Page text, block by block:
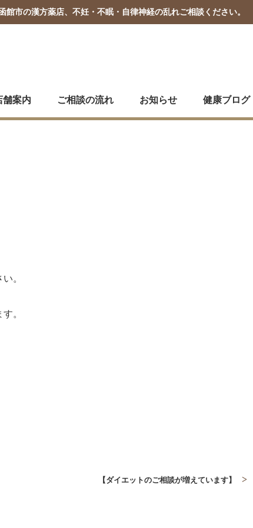
館市の漢方薬店、不妊・不眠・ 自律神経の乱れご相談ください。
舗案内 ご相談の流れ お知らせ 健康ブログ
。
。
【ダイエットのご相談が増えています】